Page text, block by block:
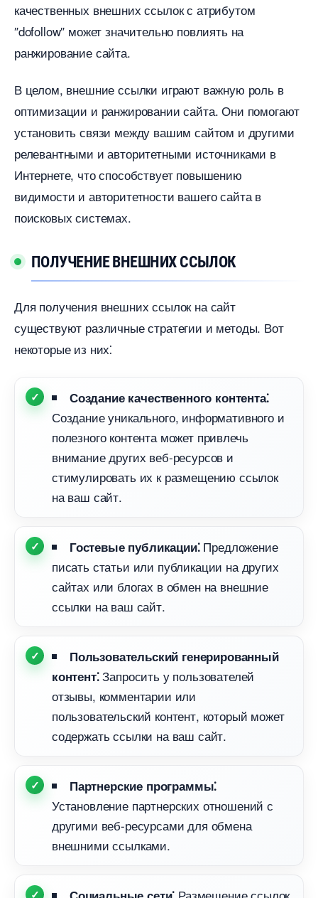
качественных внешних ссылок с атрибутом
″dofollow″ может значительно повлиять на
ранжирование сайта.
целом, внешние ссылки играют важную роль
оптимизации и ранжировании сайта.​ Они помогают
установить связи между вашим сайтом и другими
релевантными и авторитетными источниками
Интернете, что способствует повышению
идимости и авторитетности вашего сайта
поисковых системах.
ПОЛУЧЕНИЕ ВНЕШНИХ ССЫЛОК
Для получения внешних ссылок на сайт
существуют различные стратегии и методы. Вот
некоторые из них⁚
Создание качественного контента⁚
Создание уникального, информативного и
полезного контента может привлечь
нимание других веб-ресурсов и
стимулировать их к размещению ссылок
на ваш сайт.
Гостевые публикации⁚Предложение
писать статьи или публикации на других
сайтах или блогах в обмен на внешние
ссылки на ваш сайт.​
Пользовательский генерированный
контент⁚Запросить у пользователей
отзывы, комментарии или
пользовательский контент, который может
содержать ссылки на ваш сайт.​
Партнерские программы⁚
Установление партнерских отношений с
другими веб-ресурсами для обмена
нешними ссылками.​